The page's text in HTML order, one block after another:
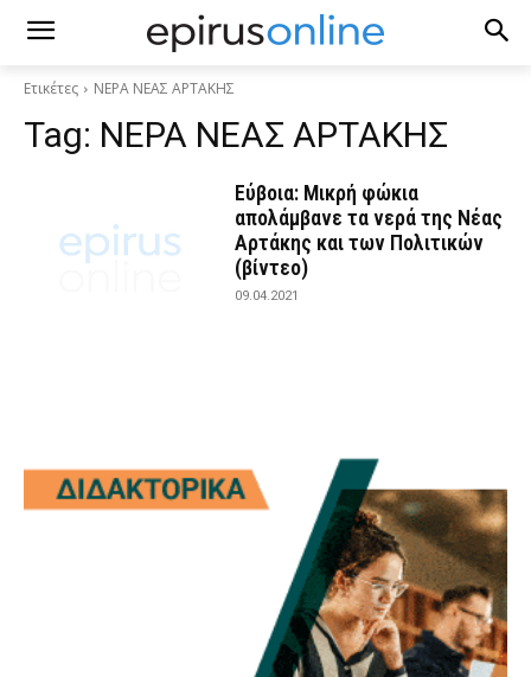
Ετικέτες ΝΕΡΑ ΝΕΑΣ ΑΡΤΑΚΗΣ
Tag: ΝΕΡΑ ΝΕΑΣ ΑΡΤΑΚΗΣ
Εύβοια: Μικρή φώκια
απολάμβανε τα νερά της Νέας
Αρτάκης και των Πολιτικών
(βίντεο)
09.04.2021